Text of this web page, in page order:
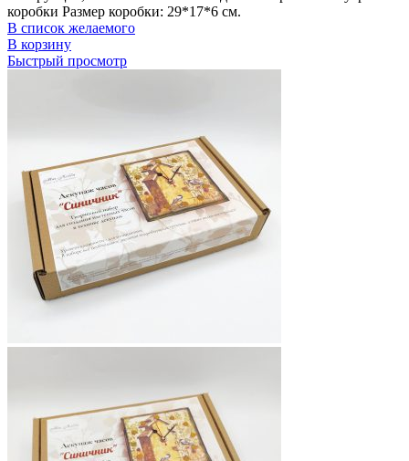
коробки Размер коробки: 29*17*6 см.
В список желаемого
В корзину
Быстрый просмотр